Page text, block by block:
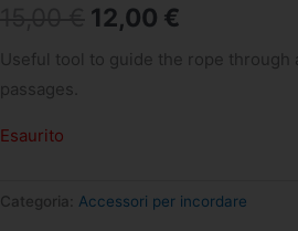
era:
15,00 €.
12,00 €
12,00 €.
Useful tool to guide the rope
passages.
Esaurito
Categoria: Accessori per incordare